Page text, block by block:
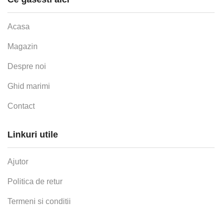
Acasa
Magazin
Despre noi
Ghid marimi
Contact
Linkuri utile
Ajutor
Politica de retur
Termeni si conditii